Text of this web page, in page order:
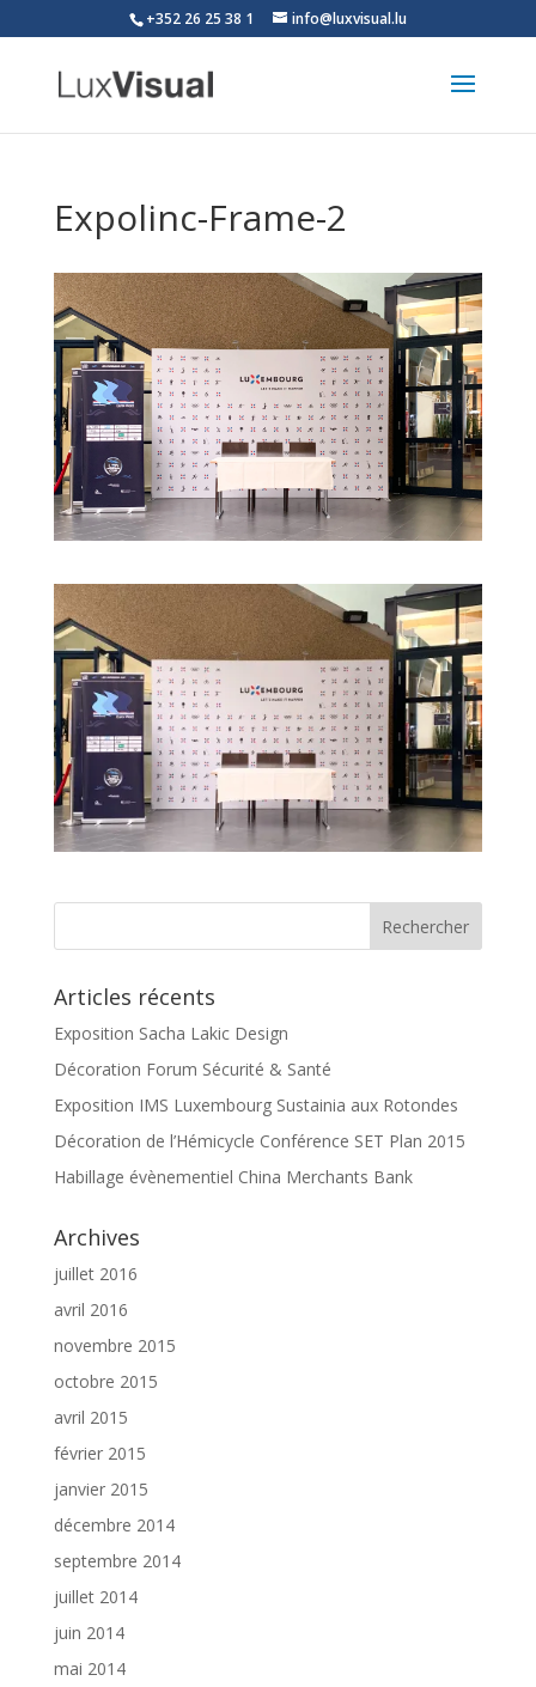
+352 26 25 38 1 info@luxvisual.lu
Expolinc-Frame-2
Articles récents
Exposition Sacha Lakic Design
Décoration Forum Sécurité & Santé
Exposition IMS Luxembourg Sustainia aux Rotondes
Décoration de l’Hémicycle Conférence SET Plan 2015
Habillage évènementiel China Merchants Bank
Archives
juillet 2016
avril 2016
novembre 2015
octobre 2015
avril 2015
février 2015
janvier 2015
décembre 2014
septembre 2014
juillet 2014
juin 2014
mai 2014